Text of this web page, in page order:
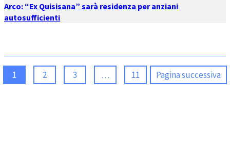
Arco: “Ex Quisisana” sarà residenza per anziani
autosufficienti
1 2 3 … 11 Pagina successiva